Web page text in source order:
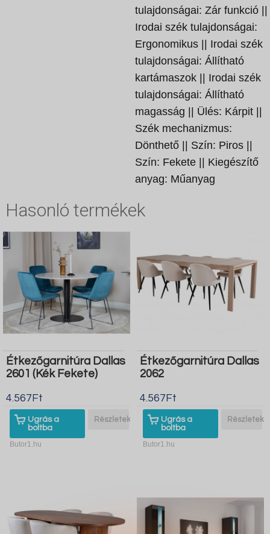
tulajdonságai: Zár funkció ||
Irodai szék tulajdonságai:
Ergonomikus || Irodai szék
tulajdonságai: Állítható
kartámaszok || Irodai szék
tulajdonságai: Állítható
magasság || Ülés: Kárpit ||
Szék mechanizmus:
Dönthető || Szín: Piros ||
Szín: Fekete || Kiegészítő
anyag: Műanyag
Hasonló termékek
Étkezőgarnitúra Dallas
2601 (Kék Fekete)
4.567Ft
Ugrás a
boltba
Részletek
Butor1.hu
Étkezőgarnitúra Dallas
2062
4.567Ft
Ugrás a
boltba
Részletek
Butor1.hu